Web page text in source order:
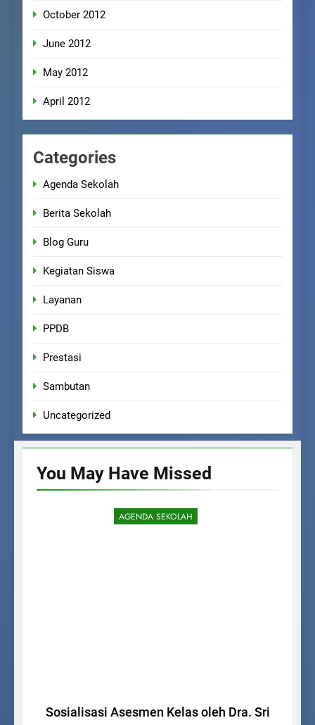
October 2012
June 2012
May 2012
April 2012
Categories
Agenda Sekolah
Berita Sekolah
Blog Guru
Kegiatan Siswa
Layanan
PPDB
Prestasi
Sambutan
Uncategorized
You May Have Missed
AGENDA SEKOLAH
Sosialisasi Asesmen Kelas oleh Dra. Sri